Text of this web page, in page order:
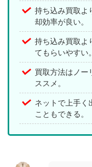
持ち込み買取よ
却効率が良い。
持ち込み買取よ
てもらいやすい。
買取方法はノー
ススメ。
ネットで上手く
こともできる。